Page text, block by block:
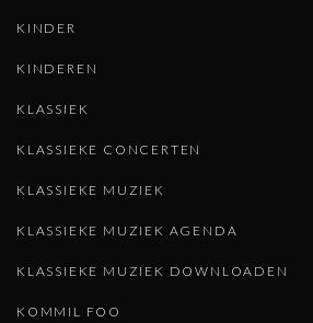
KINDER
KINDEREN
KLASSIEK
KLASSIEKE CONCERTEN
KLASSIEKE MUZIEK
KLASSIEKE MUZIEK AGENDA
KLASSIEKE MUZIEK DOWNLOADEN
KOMMIL FOO